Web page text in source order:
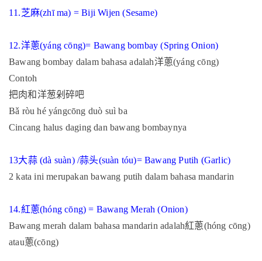
11.芝麻(zhī ma) = Biji Wijen (Sesame)
12.洋蔥(yáng cōng)= Bawang bombay (Spring Onion)
Bawang bombay dalam bahasa adalah洋蔥(yáng cōng)
Contoh
把肉和洋葱剁碎吧
Bǎ ròu hé yángcōng duò suì ba
Cincang halus daging dan bawang bombaynya
13大蒜(dà suàn) /蒜头(suàn tóu)= Bawang Putih (Garlic)
2 kata ini merupakan bawang putih dalam bahasa mandarin
14.紅蔥(hóng cōng) = Bawang Merah (Onion)
Bawang merah dalam bahasa mandarin adalah紅蔥(hóng cōng)
atau蔥(cōng)